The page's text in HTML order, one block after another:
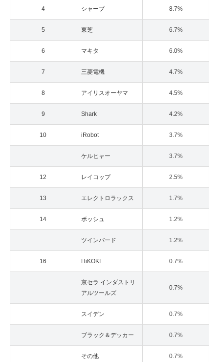
4 シャープ 8.7%
5 東芝 6.7%
6 マキタ 6.0%
7 三菱電機 4.7%
8 アイリスオーヤマ 4.5%
9 Shark 4.2%
10 iRobot 3.7%
ケルヒャー 3.7%
12 レイコップ 2.5%
13 エレクトロラックス 1.7%
14 ボッシュ 1.2%
ツインバード 1.2%
16 HiKOKI 0.7%
京セラ インダストリ
アルツールズ
0.7%
スイデン 0.7%
ブラック＆デッカー 0.7%
その他 0.7%